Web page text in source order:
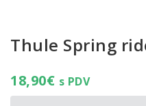
Thule Spring
18,90€ s PDV